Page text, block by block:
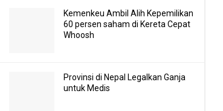
Kemenkeu Ambil Alih Kepemilikan
60 persen saham di Kereta Cepat
Whoosh
Provinsi di Nepal Legalkan Ganja
untuk Medis